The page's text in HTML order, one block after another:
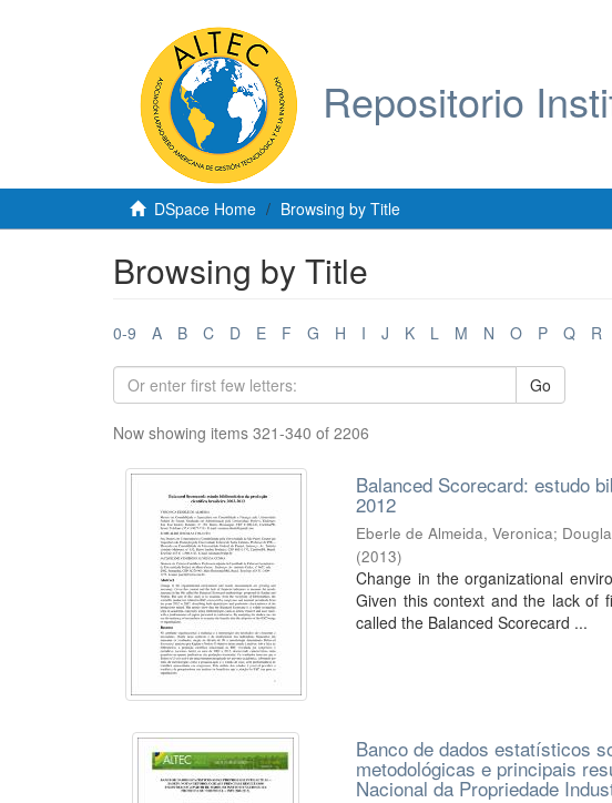
Repositorio
DSpace Home Browsing by Title
Browsing by Title
0-9 A B C D E F G H I J K L M N O P Q R
Go
Now showing items 321-340 of 2206
Balanced Scorecard: estudo
2012
Eberle de Almeida, Veronica;
(2013)
Change in the organizational
Given this context and the lack of
called the Balanced Scorecard ...
Banco de dados estatísticos
metodológicas e principais
Nacional da Propriedade